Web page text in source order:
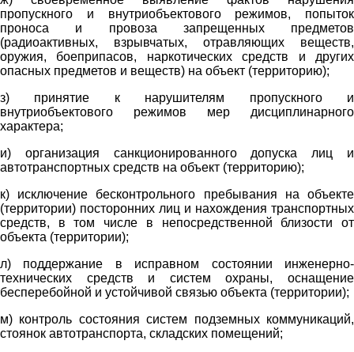
пропускного и внутриобъектового режимов, попыток
проноса и провоза запрещенных предметов
(радиоактивных, взрывчатых, отравляющих веществ,
оружия, боеприпасов, наркотических средств и других
опасных предметов и веществ) на объект (территорию);
з) принятие к нарушителям пропускного и
внутриобъектового режимов мер дисциплинарного
характера;
и) организация санкционированного допуска лиц и
автотранспортных средств на объект (территорию);
к) исключение бесконтрольного пребывания на объекте
(территории) посторонних лиц и нахождения транспортных
средств, в том числе в непосредственной близости от
объекта (территории);
л) поддержание в исправном состоянии инженерно-
технических средств и систем охраны, оснащение
бесперебойной и устойчивой связью объекта (территории);
м) контроль состояния систем подземных коммуникаций,
стоянок автотранспорта, складских помещений;